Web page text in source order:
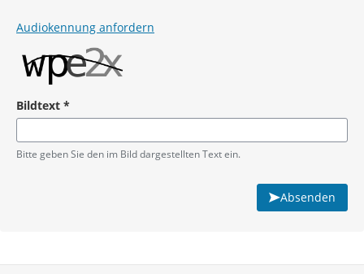
Audiokennung anfordern
Bildtext *
Pflichtangabe
Bitte geben Sie den im Bild dargestellten Text ein.
Absenden